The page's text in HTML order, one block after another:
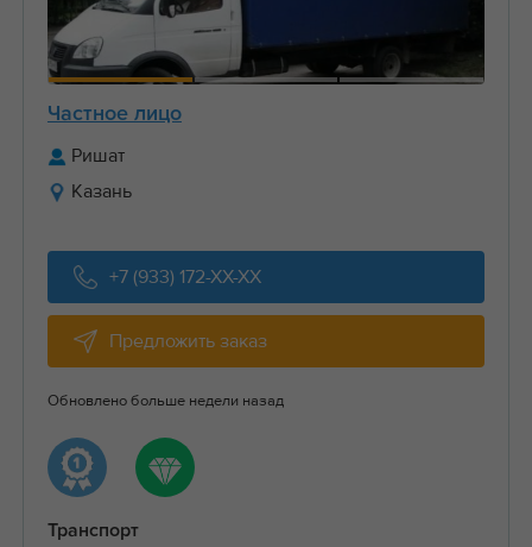
Частное лицо
Ришат
Казань
+7 (933) 172-XX-XX
Предложить заказ
Обновлено больше недели назад
Транспорт